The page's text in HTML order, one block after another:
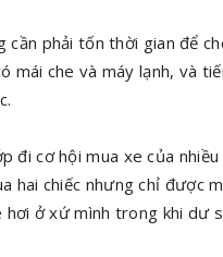
phải tốn thời gian để
mái che và máy lạnh, và
đi cơ hội mua xe của
hai chiếc nhưng chỉ được
ở xứ mình trong khi dư